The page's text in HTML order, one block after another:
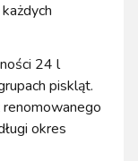
24 l
piskląt.
okres